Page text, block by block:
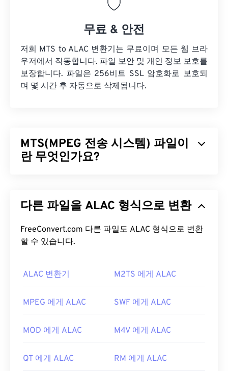
무료 & 안전
저희 MTS to ALAC 변환기는 무료이며 모든 웹 브라
우저에서 작동합니다. 파일 보안 및 개인 정보 보호를
보장합니다. 파일은 256비트 SSL 암호화로 보호되
며 몇 시간 후 자동으로 삭제됩니다.
MTS(MPEG 전송 시스템) 파일이
란 무엇인가요?
다.소니와파나소닉이MTS를 개발했지만,캐논,
일 형식은블루레이와도 호환되며, MTS의 또 다른
명칭은AVCHD(Advanced Video Coding High
MTS 파일을 어떻게 여나요?
MTS는 캠코더와 블루레이에 사용되는 표준 파일 형
서 파일을 두 번 클릭하면 열립니다. MTS를 재생할
수 있는 프로그램으로는
Windows Media Player
습니다.
다른 파일을 ALAC 형식으로 변환
FreeConvert.com 다른 파일도 ALAC 형식으로 변환
할 수 있습니다.
ALAC 변환기 M2TS 에게 ALAC
MPEG 에게 ALAC SWF 에게 ALAC
MOD 에게 ALAC M4V 에게 ALAC
QT 에게 ALAC RM 에게 ALAC